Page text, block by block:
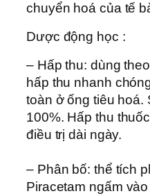
chuyển hoá của tế
Dược động học :
– Hấp thu: dùng
hấp thu nhanh
toàn ở ống tiêu hoá.
100%. Hấp thu
điều trị dài ngày.
– Phân bố: thể tích
Piracetam ngấm